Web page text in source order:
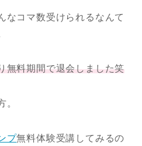
なコマ数受けられるなんて
無料期間で退会しました笑
。
プ無料体験受講してみるの